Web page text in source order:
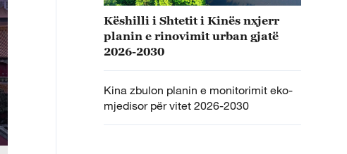
Këshilli i Shtetit i Kinës nxjerr
planin e rinovimit urban gjatë
2026-2030
Kina zbulon planin e monitorimit eko-
mjedisor për vitet 2026-2030